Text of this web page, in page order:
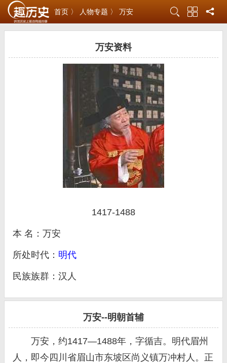
首页 〉 人物专题 〉 万安
万安资料
1417-1488
本 名：万安
所处时代： 明代
民族族群：汉人
万安--明朝首辅
万安，约1417—1488年，字循吉。明代眉州
人，即今四川省眉山市东坡区尚义镇万冲村人。正